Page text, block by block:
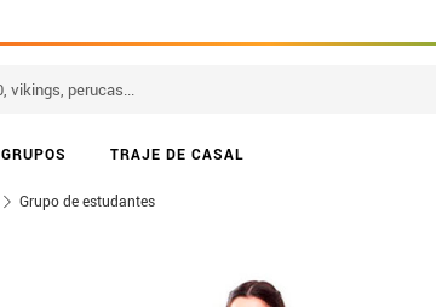
GRUPOS TRAJE DE CASAL
Grupo de estudantes